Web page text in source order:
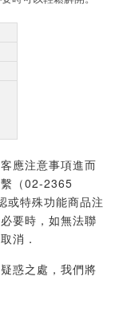
應注意事項進而
（02-2365
特殊功能商品注
要時，如無法聯
消．
惑之處，我們將